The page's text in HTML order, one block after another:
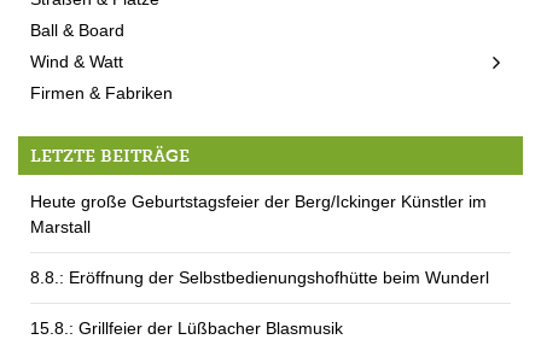
Ball & Board
Wind & Watt
Firmen & Fabriken
LETZTE BEITRÄGE
Heute große Geburtstagsfeier der Berg/Ickinger Künstler im
Marstall
8.8.: Eröffnung der Selbstbedienungshofhütte beim Wunderl
15.8.: Grillfeier der Lüßbacher Blasmusik